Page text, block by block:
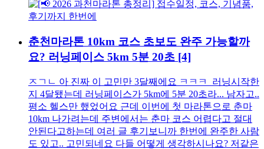
춘천마라톤 10km 코스 초보도 완주 가능할까
요? 러닝페이스 5km 5분 20초 [4]
ㅈㄱㄴ 아 진짜 이 고민만 3달째에요 ㅋㅋㅋ 러닝시작한
지 4달됐는데 러닝페이스가 5km에 5분 20초라... 남자고..
평소 헬스만 했었어요 근데 이번에 첫 마라톤으로 춘마
10km 나가려는데 주변에서는 춘마 코스 어렵다고 절대
안된다고하는데 여러 글 후기보니까 한번에 완주한 사람
도 있고.. 고민되네요 다들 어떻게 생각하시나요? 저같은